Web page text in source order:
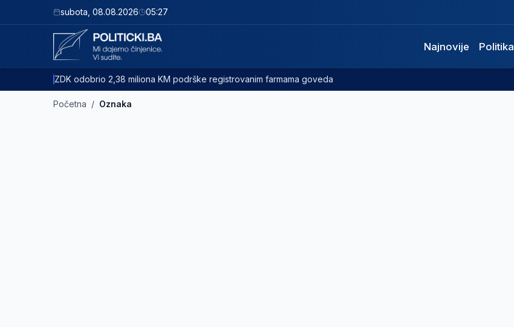
subota 08.08.2026 05:27
Najnovije Politika
ZDK odobrio 2,38 miliona KM podrške registrovanim farmama goveda
Početna / Oznaka